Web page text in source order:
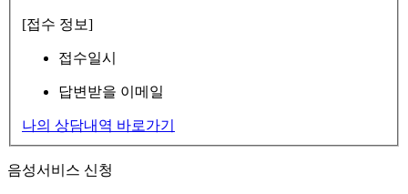
[접수 정보]
접수일시
답변받을 이메일
나의 상담내역 바로가기
음성서비스 신청